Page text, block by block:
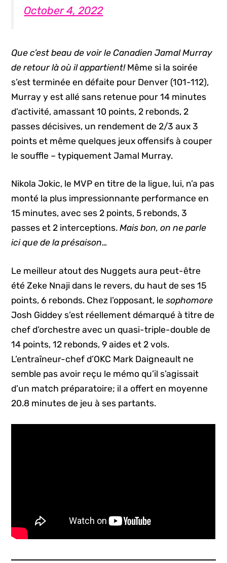
October 4, 2022
Que c’est beau de voir le Canadien Jamal Murray
de retour là où il appartient!Même si la soirée
s’est terminée en défaite pour Denver (101-112),
Murray y est allé sans retenue pour 14 minutes
d’activité, amassant 10 points, 2 rebonds, 2
passes décisives, un rendement de 2/3 aux 3
points et même quelques jeux offensifs à couper
le souffle – typiquement Jamal Murray.
Nikola Jokic, le MVP en titre de la ligue, lui, n’a pas
monté la plus impressionnante performance en
15 minutes, avec ses 2 points, 5 rebonds, 3
passes et 2 interceptions.Mais bon, on ne parle
ici que de la présaison…
Le meilleur atout des Nuggets aura peut-être
été Zeke Nnaji dans le revers, du haut de ses 15
points, 6 rebonds. Chez l’opposant, lesophomore
Josh Giddey s’est réellement démarqué à titre de
chef d’orchestre avec un quasi-triple-double de
14 points, 12 rebonds, 9 aides et 2 vols.
L’entraîneur-chef d’OKC Mark Daigneault ne
semble pas avoir reçu le mémo qu’il s’agissait
d’un match préparatoire; il a offert en moyenne
20.8 minutes de jeu à ses partants.